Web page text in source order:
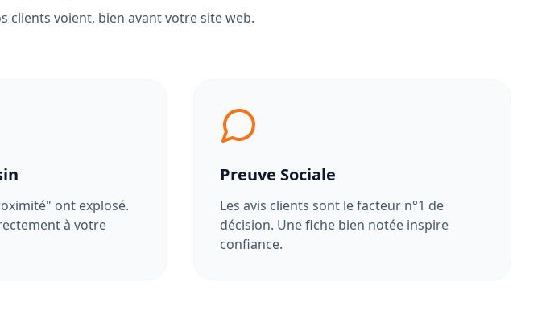
clients voient, bien avant votre site web.
ont explosé.
à votre
Preuve Sociale
Les avis clients sont le facteur n°1 de
décision. Une fiche bien notée inspire
confiance.